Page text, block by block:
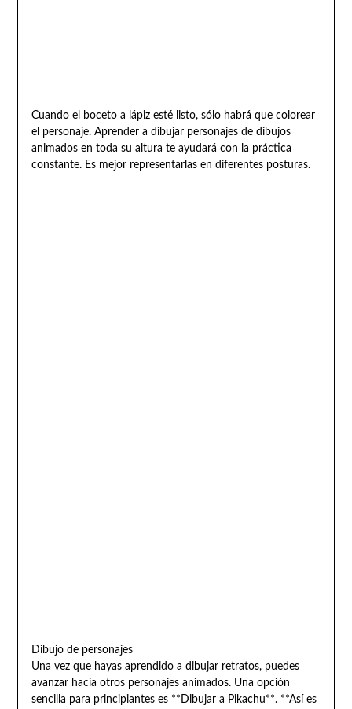
Cuando el boceto a lápiz esté listo, sólo habrá que colorear
el personaje. Aprender a dibujar personajes de dibujos
animados en toda su altura te ayudará con la práctica
constante. Es mejor representarlas en diferentes posturas.
Dibujo de personajes
Una vez que hayas aprendido a dibujar retratos, puedes
avanzar hacia otros personajes animados. Una opción
sencilla para principiantes es **Dibujar a Pikachu**. **Así es